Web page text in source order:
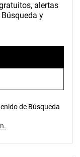
alertas
y
de Búsqueda